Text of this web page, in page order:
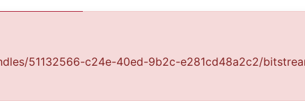
51132566-c24e-40ed-9b2c-e281cd48a2c2/